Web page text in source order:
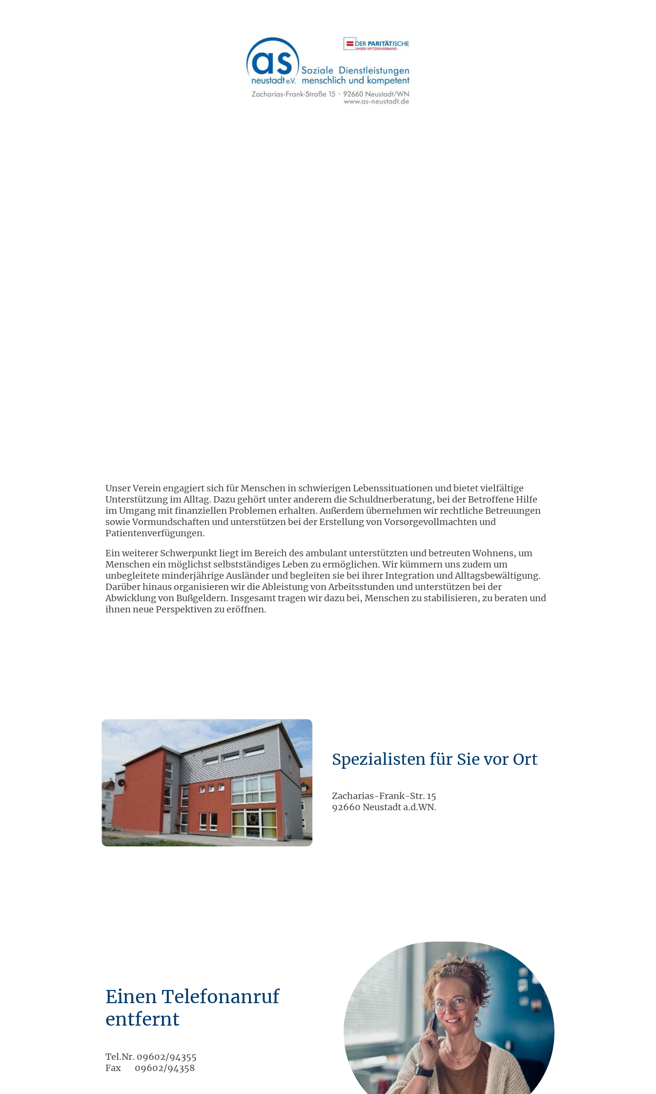
Unser Verein engagiert sich für Menschen in schwierigen Lebenssituationen und bietet vielfältige
Unterstützung im Alltag. Dazu gehört unter anderem die Schuldnerberatung, bei der Betroffene Hilfe
im Umgang mit finanziellen Problemen erhalten. Außerdem übernehmen wir rechtliche Betreuungen
sowie Vormundschaften und unterstützen bei der Erstellung von Vorsorgevollmachten und
Patientenverfügungen.
Ein weiterer Schwerpunkt liegt im Bereich des ambulant unterstützten und betreuten Wohnens, um
Menschen ein möglichst selbstständiges Leben zu ermöglichen. Wir kümmern uns zudem um
unbegleitete minderjährige Ausländer und begleiten sie bei ihrer Integration und Alltagsbewältigung.
Darüber hinaus organisieren wir die Ableistung von Arbeitsstunden und unterstützen bei der
Abwicklung von Bußgeldern. Insgesamt tragen wir dazu bei, Menschen zu stabilisieren, zu beraten und
ihnen neue Perspektiven zu eröffnen.
Spezialisten für Sie vor Ort
Zacharias-Frank-Str. 15
92660 Neustadt a.d.WN.
Einen Telefonanruf
entfernt
Tel.Nr. 09602/94355
Fax 09602/94358